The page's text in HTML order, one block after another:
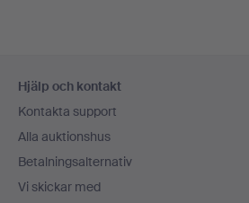
Hjälp och kontakt
Kontakta support
Alla auktionshus
Betalningsalternativ
Vi skickar med